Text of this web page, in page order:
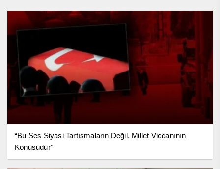
“Bu Ses Siyasi Tartışmaların Değil, Millet Vicdanının
Konusudur”